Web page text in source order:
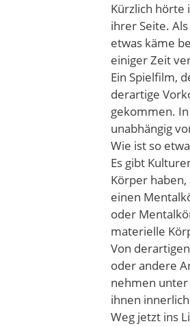
Kürzlich hörte
ihrer Seite.
etwas käme
einiger Zeit
Ein Spielfilm,
derartige
gekommen.
unabhängig
Wie ist so
Es gibt
Körper
einen
oder
materielle
Von
oder andere
nehmen
ihnen
Weg jetzt ins